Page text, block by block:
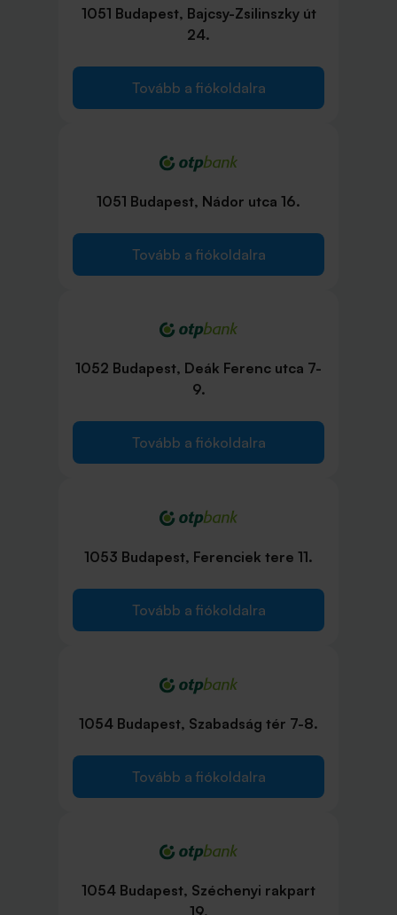
1051 Budapest, Bajcsy-Zsilinszky út
24.
Tovább a fiókoldalra
1051 Budapest, Nádor utca 16.
Tovább a fiókoldalra
1052 Budapest, Deák Ferenc utca 7-
9.
Tovább a fiókoldalra
1053 Budapest, Ferenciek tere 11.
Tovább a fiókoldalra
1054 Budapest, Szabadság tér 7-8.
Tovább a fiókoldalra
1054 Budapest, Széchenyi rakpart
19.